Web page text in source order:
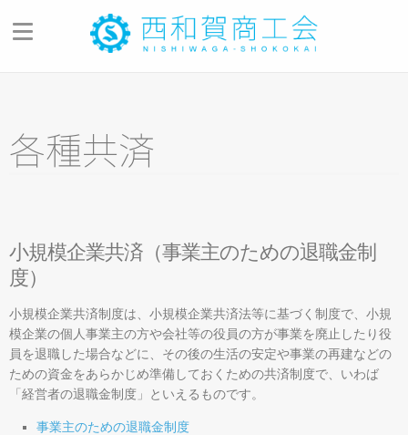
商工会の歩み
会員メリット・入会のご案内
商工会アプリ
西和賀町複合型商工会館
お問い合わせ
経営・税務・金融・労務
各種共済
小規模企業共済（事業主のための退職金制
度）
小規模企業共済制度は、小規模企業共済法等に基づく制度で、小規
模企業の個人事業主の方や会社等の役員の方が事業を廃止したり役
員を退職した場合などに、その後の生活の安定や事業の再建などの
ための資金をあらかじめ準備しておくための共済制度で、いわば
「経営者の退職金制度」といえるものです。
事業主のための退職金制度